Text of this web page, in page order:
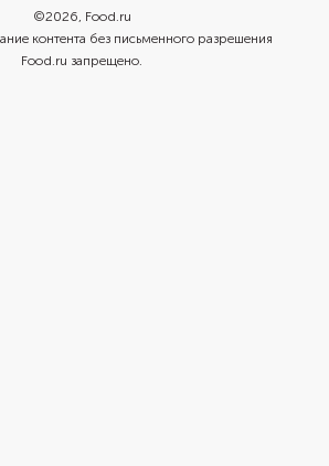
©2026, Food.ru
контента без письменного разрешения
Food.ru запрещено.